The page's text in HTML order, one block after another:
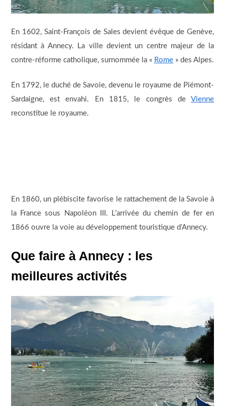
En 1602, Saint-François de Sales devient évêque de Genève,
résidant à Annecy. La ville devient un centre majeur de la
contre-réforme catholique, surnommée la « Rome» des Alpes.
En 1792, le duché de Savoie, devenu le royaume de Piémont-
Sardaigne, est envahi. En 1815, le congrès deVienne
reconstitue le royaume.
En 1860, un plébiscite favorise le rattachement de la Savoie à
la France sous Napoléon III. L’arrivée du chemin de fer en
1866 ouvre la voie au développement touristique d’Annecy.
Que faire à Annecy : les
meilleures activités